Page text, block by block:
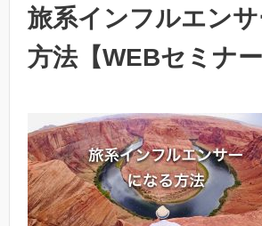
旅系インフルエン
方法【WEBセミナー